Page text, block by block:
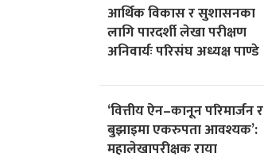
आर्थिक विकास र सुशासनका
लागि पारदर्शी लेखा परीक्षण
अनिवार्यः परिसंघ अध्यक्ष पाण्डे
‘वित्तीय ऐन–कानून परिमार्जन र
बुझाइमा एकरुपता आवश्यक’:
महालेखापरीक्षक राया